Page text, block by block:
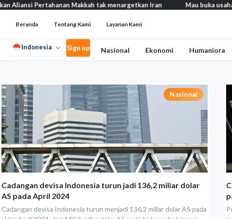
Nasional
Cadangan devisa Indonesia turun jadi 136,2 miliar dolar
AS pada April 2024
Cadangan devisa Indonesia turun menjadi 136,2 miliar dolar AS pada
Pertahanan Makkah tak menargetkan Iran Mau buka usaha?
Beranda Tentang Kami Layanan Kami
Indonesia Sign up Nasional Ekonomi Humaniora